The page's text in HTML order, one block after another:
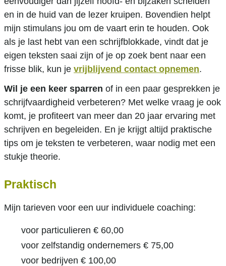
en in de huid van de lezer kruipen. Bovendien helpt
mijn stimulans jou om de vaart erin te houden. Ook
als je last hebt van een schrijfblokkade, vindt dat je
eigen teksten saai zijn of je op zoek bent naar een
frisse blik, kun je vrijblijvend contact opnemen.
Wil je een keer sparren of in een paar gesprekken je
schrijfvaardigheid verbeteren? Met welke vraag je ook
komt, je profiteert van meer dan 20 jaar ervaring met
schrijven en begeleiden. En je krijgt altijd praktische
tips om je teksten te verbeteren, waar nodig met een
stukje theorie.
Praktisch
Mijn tarieven voor een uur individuele coaching:
voor particulieren € 60,00
voor zelfstandig ondernemers € 75,00
voor bedrijven € 100,00